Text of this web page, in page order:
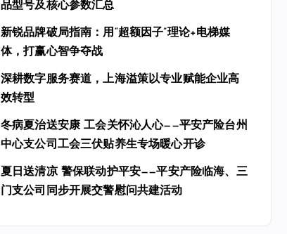
品型号及核心参数汇总
新锐品牌破局指南：用“超额因子”理论+电梯媒
体，打赢心智争夺战
深耕数字服务赛道，上海溢策以专业赋能企业高
效转型
冬病夏治送安康 工会关怀沁人心——平安产险台州
中心支公司工会三伏贴养生专场暖心开诊
夏日送清凉 警保联动护平安——平安产险临海、三
门支公司同步开展交警慰问共建活动